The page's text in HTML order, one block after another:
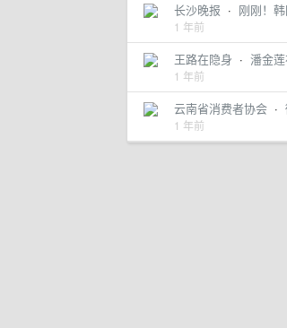
长沙晚报 · 刚刚！
1 年前
王路在隐身 · 潘金
1 年前
云南省消费者协会 ·
1 年前